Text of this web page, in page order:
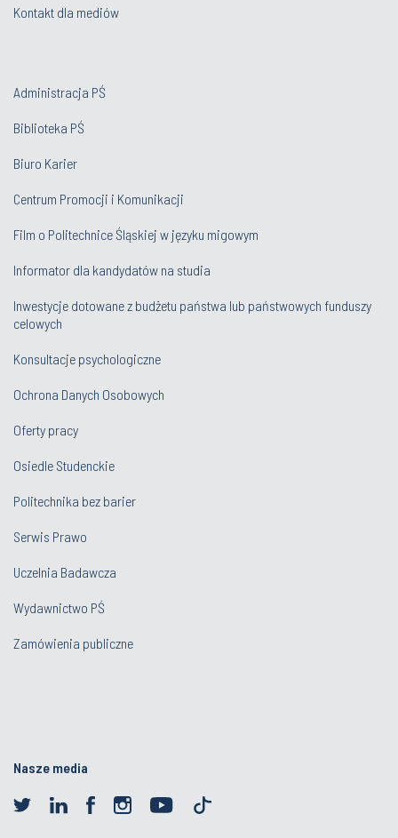
Kontakt dla mediów
Administracja PŚ
Biblioteka PŚ
Biuro Karier
Centrum Promocji i Komunikacji
Film o Politechnice Śląskiej w języku migowym
Informator dla kandydatów na studia
Inwestycje dotowane z budżetu państwa lub państwowych funduszy
celowych
Konsultacje psychologiczne
Ochrona Danych Osobowych
Oferty pracy
Osiedle Studenckie
Politechnika bez barier
Serwis Prawo
Uczelnia Badawcza
Wydawnictwo PŚ
Zamówienia publiczne
Nasze media